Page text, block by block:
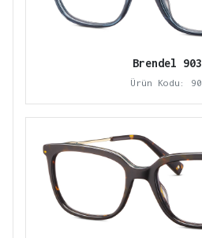
Brendel
Ürün Kodu: